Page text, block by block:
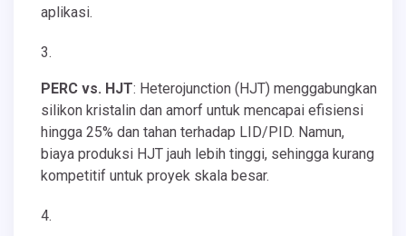
aplikasi.
PERC vs. HJT: Heterojunction (HJT) menggabungkan
silikon kristalin dan amorf untuk mencapai efisiensi
hingga 25% dan tahan terhadap LID/PID. Namun,
biaya produksi HJT jauh lebih tinggi, sehingga kurang
kompetitif untuk proyek skala besar.